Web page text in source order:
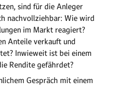
sind für die Anleger
nachvollziehbar: Wie wird
im Markt reagiert?
Anteile verkauft und
Inwieweit ist bei einem
Rendite gefährdet?
Gespräch mit einem